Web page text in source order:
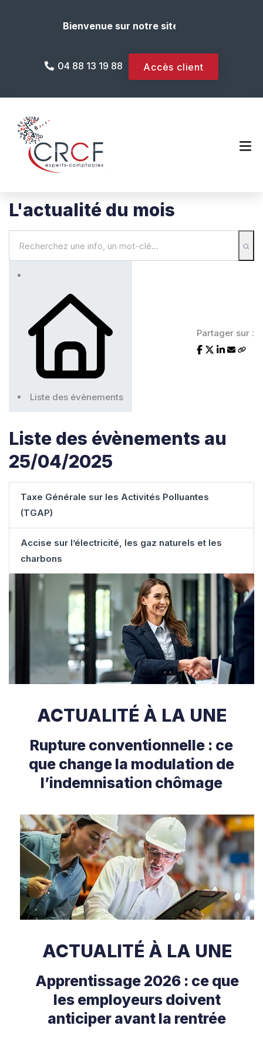
Bienvenue sur notre site internet !
04 88 13 19 88 Accès client
L'actualité du mois
Liste des évènements
Partager sur :
Liste des évènements au
25/04/2025
Taxe Générale sur les Activités Polluantes
(TGAP)
Accise sur l’électricité, les gaz naturels et les
charbons
ACTUALITÉ À LA UNE
Rupture conventionnelle : ce
que change la modulation de
l’indemnisation chômage
ACTUALITÉ À LA UNE
Apprentissage 2026 : ce que
les employeurs doivent
anticiper avant la rentrée